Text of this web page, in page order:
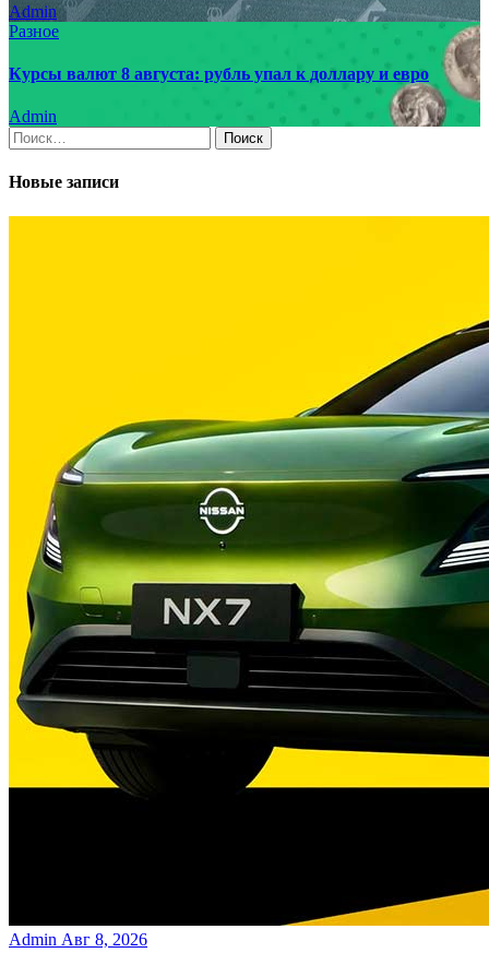
Admin
Разное
Курсы валют 8 августа: рубль упал к доллару и евро
Admin
Найти:
Новые записи
Admin Авг 8, 2026